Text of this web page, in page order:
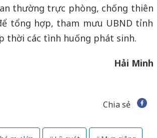
thường trực phòng, chống thiên
tổng hợp, tham mưu UBND tỉnh
thời các tình huống phát sinh.
Hải Minh
Chia sẻ